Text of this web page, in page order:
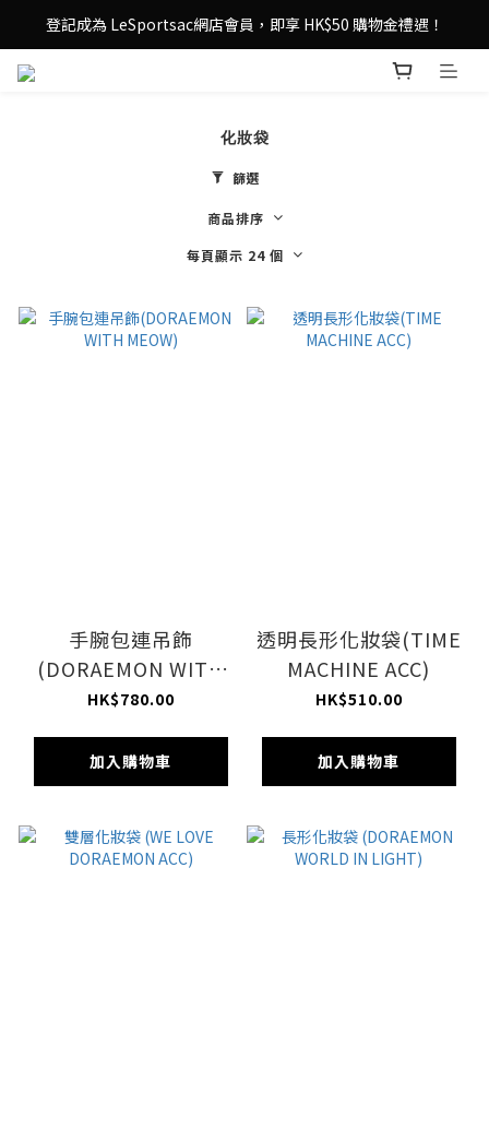
登記成為 LeSportsac網店會員，即享 HK$50 購物金禮遇！
登記成為 LeSportsac網店會員，即享 HK$50 購物金禮遇！
滿 $800尊享港澳免費送貨，購物從此更輕鬆自在！
化妝袋
篩選
商品排序
每頁顯示 24 個
手腕包連吊飾
(DORAEMON WITH
MEOW)
HK$780.00
加入購物車
透明長形化妝袋(TIME
MACHINE ACC)
HK$510.00
加入購物車